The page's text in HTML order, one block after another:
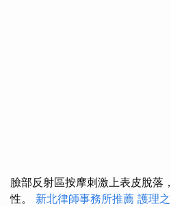
臉部反射區按摩刺激上表皮脫落
性。 新北律師事務所推薦 護理